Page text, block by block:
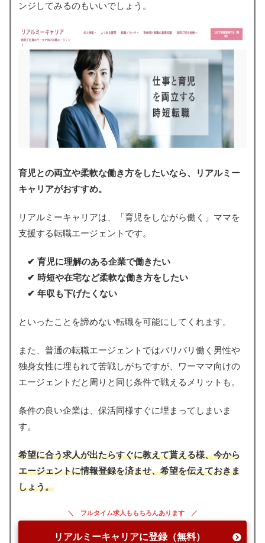
ンジしてみるのもいいでしょう。
育児との両立や柔軟な働き方をしたいなら、リアルミー
キャリアがおすすめ。
リアルミーキャリアは、「育児をしながら働く」ママを
支援する転職エージェントです。
✔︎ 育児に理解のある企業で働きたい
✔︎ 時短や在宅など柔軟な働き方をしたい
✔︎ 年収も下げたくない
といったことを諦めない転職を可能にしてくれます。
また、普通の転職エージェントではバリバリ働く男性や
独身女性に埋もれて苦戦しがちですが、ワーママ向けの
エージェントだと周りと同じ条件で戦えるメリットも。
条件の良い企業は、保活同様すぐに埋まってしまいま
す。
希望に合う求人が出たらすぐに教えて貰える様、今から
エージェントに情報登録を済ませ、希望を伝えておきま
しょう。
フルタイム求人ももちろんあります
リアルミーキャリアに登録（無料）